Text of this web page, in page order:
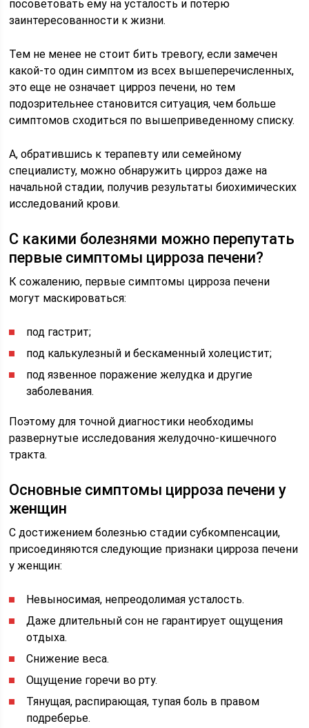
посоветовать ему на усталость и потерю
заинтересованности к жизни.
Тем не менее не стоит бить тревогу, если замечен
какой-то один симптом из всех вышеперечисленных,
это еще не означает цирроз печени, но тем
подозрительнее становится ситуация, чем больше
симптомов сходиться по вышеприведенному списку.
А, обратившись к терапевту или семейному
специалисту, можно обнаружить цирроз даже на
начальной стадии, получив результаты биохимических
исследований крови.
С какими болезнями можно перепутать
первые симптомы цирроза печени?
К сожалению, первые симптомы цирроза печени
могут маскироваться:
под гастрит;
под калькулезный и бескаменный холецистит;
под язвенное поражение желудка и другие
заболевания.
Поэтому для точной диагностики необходимы
развернутые исследования желудочно-кишечного
тракта.
Основные симптомы цирроза печени у
женщин
С достижением болезнью стадии субкомпенсации,
присоединяются следующие признаки цирроза печени
у женщин:
Невыносимая, непреодолимая усталость.
Даже длительный сон не гарантирует ощущения
отдыха.
Снижение веса.
Ощущение горечи во рту.
Тянущая, распирающая, тупая боль в правом
подреберье.